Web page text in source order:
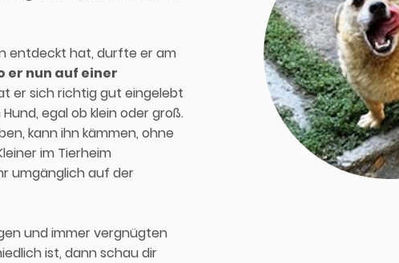
entdeckt hat, durfte er am
er nun auf einer
er sich richtig gut eingelebt
egal ob klein oder groß.
kann ihn kämmen, ohne
im Tierheim
umgänglich auf der
und immer vergnügten
ist, dann schau dir